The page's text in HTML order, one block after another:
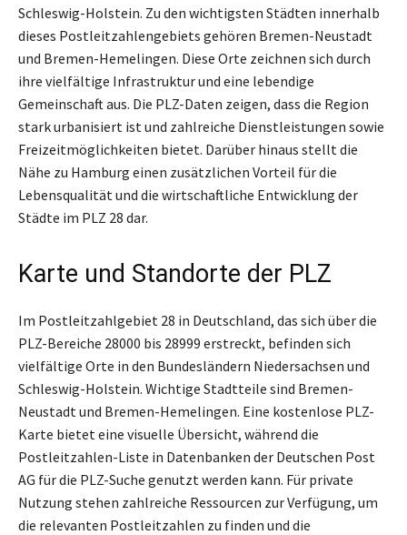
Schleswig-Holstein. Zu den wichtigsten Städten innerhalb
dieses Postleitzahlengebiets gehören Bremen-Neustadt
und Bremen-Hemelingen. Diese Orte zeichnen sich durch
ihre vielfältige Infrastruktur und eine lebendige
Gemeinschaft aus. Die PLZ-Daten zeigen, dass die Region
stark urbanisiert ist und zahlreiche Dienstleistungen sowie
Freizeitmöglichkeiten bietet. Darüber hinaus stellt die
Nähe zu Hamburg einen zusätzlichen Vorteil für die
Lebensqualität und die wirtschaftliche Entwicklung der
Städte im PLZ 28 dar.
Karte und Standorte der PLZ
Im Postleitzahlgebiet 28 in Deutschland, das sich über die
PLZ-Bereiche 28000 bis 28999 erstreckt, befinden sich
vielfältige Orte in den Bundesländern Niedersachsen und
Schleswig-Holstein. Wichtige Stadtteile sind Bremen-
Neustadt und Bremen-Hemelingen. Eine kostenlose PLZ-
Karte bietet eine visuelle Übersicht, während die
Postleitzahlen-Liste in Datenbanken der Deutschen Post
AG für die PLZ-Suche genutzt werden kann. Für private
Nutzung stehen zahlreiche Ressourcen zur Verfügung, um
die relevanten Postleitzahlen zu finden und die